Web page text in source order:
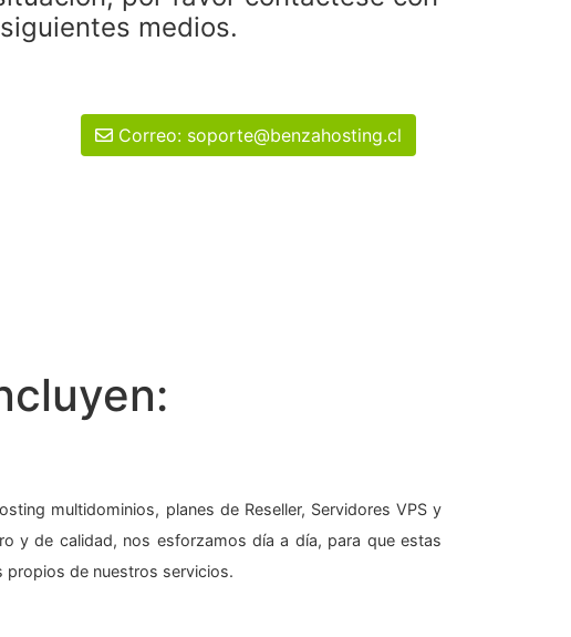
medios.
Correo: soporte@benzahosting.cl
multidominios, planes de Reseller, Servidores VPS y
y de calidad, nos esforzamos día a día, para que estas
propios de nuestros servicios.